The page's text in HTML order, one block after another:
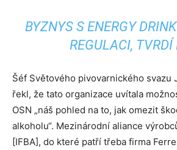
BYZNYS S ENERGY
REGULACI, TVRDÍ
Šéf Světového pivovarnického svazu
řekl, že tato organizace uvítala
OSN „náš pohled na to, jak omezit
alkoholu“. Mezinárodní aliance
[IFBA], do které patří třeba firma